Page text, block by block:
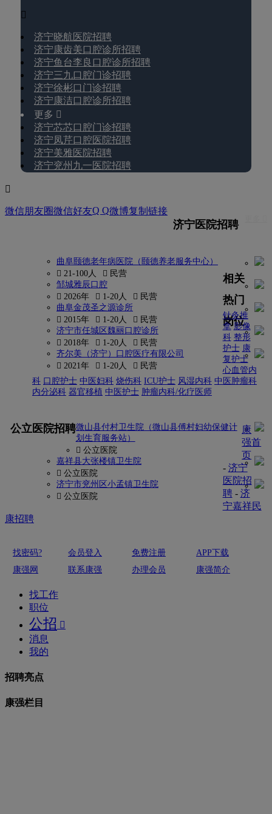

济宁晓航医院招聘
济宁康齿美口腔诊所招聘
济宁鱼台李良口腔诊所招聘
济宁三九口腔门诊招聘
济宁徐彬口门诊招聘
济宁康洁口腔诊所招聘
更多 
济宁芯芯口腔门诊招聘
济宁凤芹口腔医院招聘
济宁美雅医院招聘
济宁兖州九一医院招聘

微信朋友圈微信好友Q Q微博复制链接
济宁医院招聘
曲阜颐德老年病医院（颐德养老服务中心）
 21-100人
 民营
邹城雅辰口腔
 2026年
 1-20人
 民营
曲阜金茂圣之源诊所
 2015年
 1-20人
 民营
济宁市任城区魏丽口腔诊所
 2018年
 1-20人
 民营
齐尔美（济宁）口腔医疗有限公司
 2021年
 1-20人  民营
相关
热门
岗位
针灸推
拿 影像
科 整形
护士 康
复护士
心血管内
科 口腔护士 中医妇科 烧伤科 ICU护士 风湿内科 中医肿瘤科
内分泌科 器官移植 中医护士 肿瘤内科/化疗医师
公立医院招聘微山县付村卫生院（微山县傅村妇幼保健计
划生育服务站）
 公立医院
嘉祥县大张楼镇卫生院
 公立医院
济宁市兖州区小孟镇卫生院
 公立医院
康
强首
页
- 济宁
医院招
聘- 济
宁嘉祥民
康招聘
找密码? 会员登入 免费注册
APP下载
康强网
联系康强 办理会员 康强简介
找工作
职位
公招 
消息
我的
招聘亮点
康强栏目